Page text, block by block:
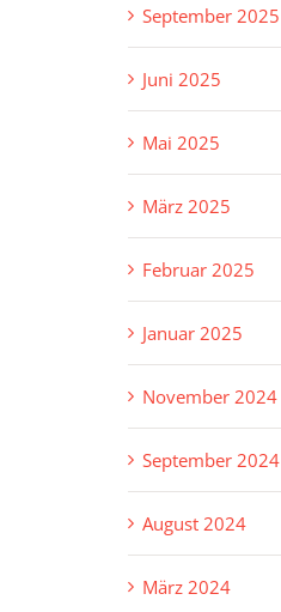
September 2025
Juni 2025
Mai 2025
März 2025
Februar 2025
Januar 2025
November 2024
September 2024
August 2024
März 2024